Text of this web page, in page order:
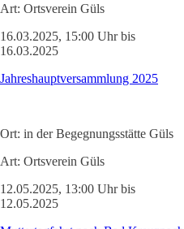
Art: Ortsverein Güls
16.03.2025, 15:00 Uhr bis
16.03.2025
Jahreshauptversammlung 2025
Ort: in der Begegnungsstätte Güls
Art: Ortsverein Güls
12.05.2025, 13:00 Uhr bis
12.05.2025